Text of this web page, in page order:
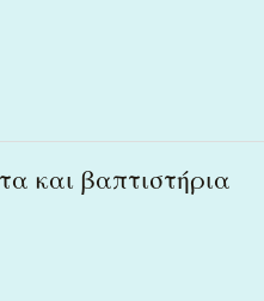
και βαπτιστήρια